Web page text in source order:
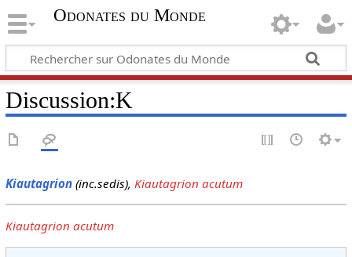
Odonates du Monde
Discussion:K
Kiautagrion(inc.sedis), Kiautagrion acutum
Kiautagrion acutum